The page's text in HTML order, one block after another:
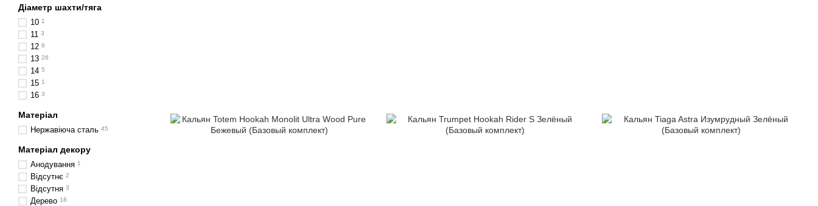
Діаметр шахти/тяга
10 1
11 3
12 6
13 26
14 5
15 1
16 3
Матеріал
Нержавіюча сталь 45
Матеріал декору
Анодування 1
Відсутнє 2
Відсутня 3
Дерево 18